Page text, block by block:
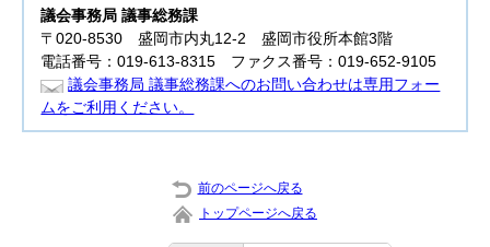
議会事務局 議事総務課
〒020-8530 盛岡市内丸12-2 盛岡市役所本館3階
電話番号：019-613-8315 ファクス番号：019-652-9105
議会事務局 議事総務課へのお問い合わせは専用フォー
ムをご利用ください。
前のページへ戻る
トップページへ戻る